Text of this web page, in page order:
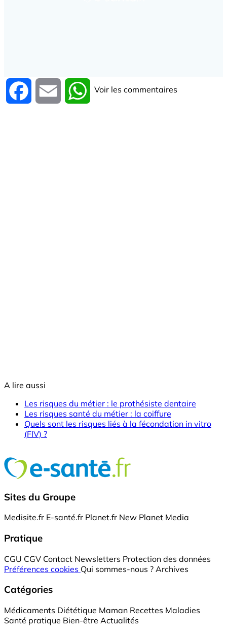
Facebook Email WhatsApp
Voir les commentaires
A lire aussi
Les risques du métier : le prothésiste dentaire
Les risques santé du métier : la coiffure
Quels sont les risques liés à la fécondation in vitro
(FIV) ?
Sites du Groupe
Medisite.fr E-santé.fr Planet.fr New Planet Media
Pratique
CGU CGV Contact Newsletters Protection des données
Préférences cookies Qui sommes-nous ? Archives
Catégories
Médicaments Diététique Maman Recettes Maladies
Santé pratique Bien-être Actualités